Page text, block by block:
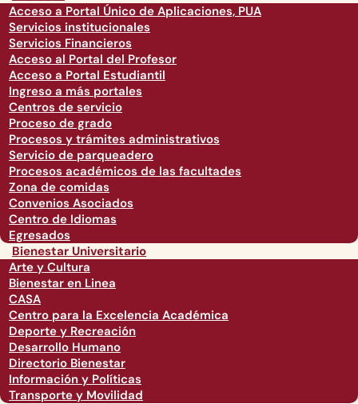
Acceso a Portal Único de Aplicaciones, PUA
Servicios institucionales
Servicios Financieros
Acceso al Portal del Profesor
Acceso a Portal Estudiantil
Ingreso a más portales
Centros de servicio
Proceso de grado
Procesos y trámites administrativos
Servicio de parqueadero
Procesos académicos de las facultades
Zona de comidas
Convenios Asociados
Centro de Idiomas
Egresados
Bienestar Universitario
Arte y Cultura
Bienestar en Linea
CASA
Centro para la Excelencia Académica
Deporte y Recreación
Desarrollo Humano
Directorio Bienestar
Información y Políticas
Transporte y Movilidad